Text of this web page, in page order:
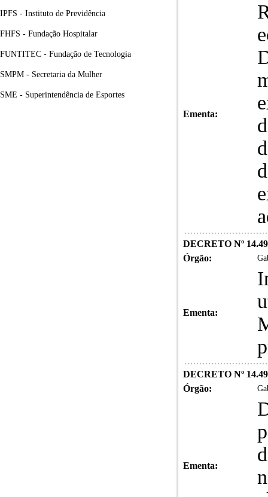
IPFS - Instituto de Previdência
FHFS - Fundação Hospitalar
FUNTITEC - Fundação de Tecnologia
SMPM - Secretaria da Mulher
SME - Superintendência de Esportes
Ementa:
DECRETO Nº
Órgão:
Ementa:
DECRETO Nº
Órgão:
Ementa: